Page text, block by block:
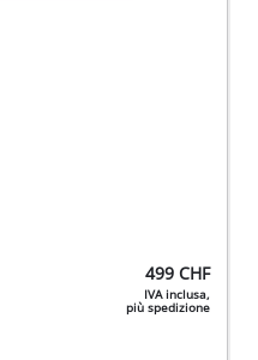
499 CHF
IVA inclusa,
più spedizione